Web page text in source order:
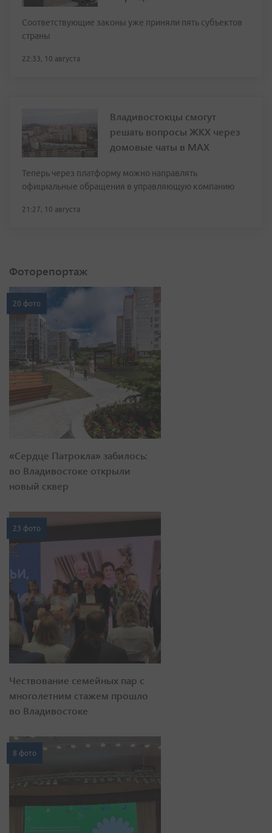
Соответствующие законы уже приняли пять субъектов
страны
22:33, 10 августа
Владивостокцы смогут
решать вопросы ЖКХ через
домовые чаты в МАХ
Теперь через платформу можно направлять
официальные обращения в управляющую компанию
21:27, 10 августа
Фоторепортаж
20 фото
«Сердце Патрокла» забилось:
во Владивостоке открыли
новый сквер
23 фото
Чествование семейных пар с
многолетним стажем прошло
во Владивостоке
8 фото